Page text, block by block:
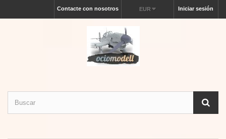
Iniciar sesión
EUR
Contacte con nosotros